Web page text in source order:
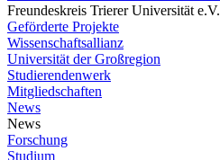
Freundeskreis Trierer Universität e.V.
Geförderte Projekte
Wissenschaftsallianz
Universität der Großregion
Studierendenwerk
Mitgliedschaften
News
News
Forschung
Studium